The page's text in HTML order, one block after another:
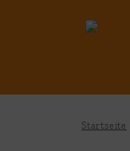
Startseite